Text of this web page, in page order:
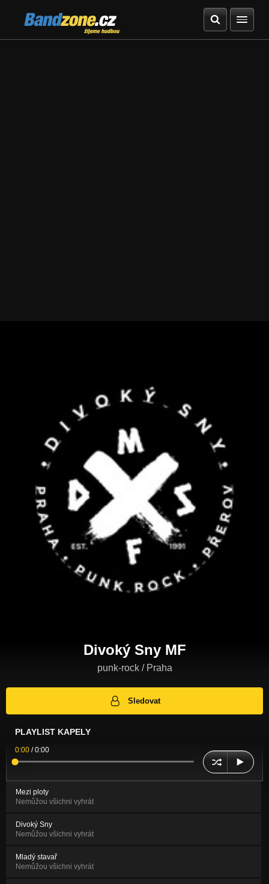
Bandzone.cz
žijeme hudbou
Divoký Sny MF
punk-rock / Praha
Sledovat
PLAYLIST KAPELY
0:00 /0:00
Mezi ploty
Nemůžou všichni vyhrát
Divoký Sny
Nemůžou všichni vyhrát
Mladý stavař
Nemůžou všichni vyhrát